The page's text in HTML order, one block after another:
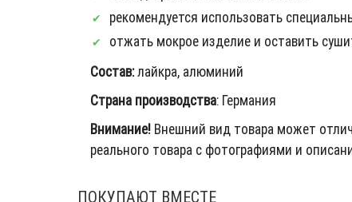
рекомендуется использовать
отжать мокрое изделие и оставить
Состав:лайкра, алюминий
Страна производства: Германия
Внимание! Внешний вид товара может
реального товара с фотографиями и
ПОКУПАЮТ ВМЕСТЕ